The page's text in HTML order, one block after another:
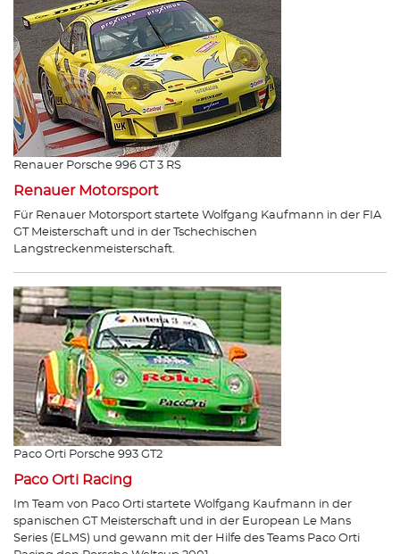
Renauer Porsche 996 GT 3 RS
Renauer Motorsport
Für Renauer Motorsport startete Wolfgang Kaufmann in der FIA
GT Meisterschaft und in der Tschechischen
Langstreckenmeisterschaft.
Paco Orti Porsche 993 GT2
Paco Orti Racing
Im Team von Paco Orti startete Wolfgang Kaufmann in der
spanischen GT Meisterschaft und in der European Le Mans
Series (ELMS) und gewann mit der Hilfe des Teams Paco Orti